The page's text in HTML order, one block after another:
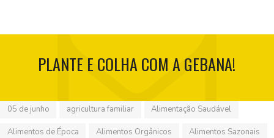
PLANTE E COLHA COM A GEBANA!
05 de junho agricultura familiar Alimentação Saudável
Alimentos de Época Alimentos Orgânicos Alimentos Sazonais